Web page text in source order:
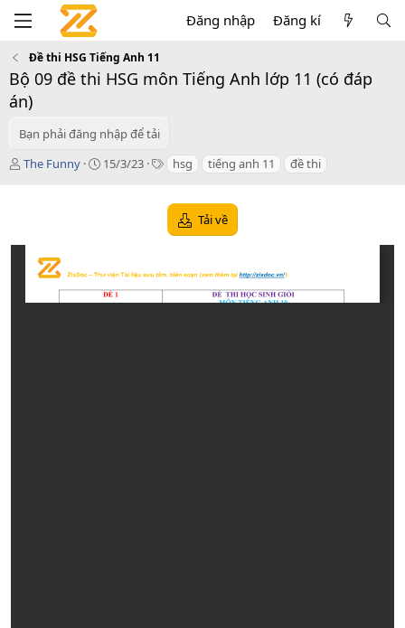
Đăng nhập Đăng kí
Đề thi HSG Tiếng Anh 11
Bộ 09 đề thi HSG môn Tiếng Anh lớp 11 (có đáp
án)
Bạn phải đăng nhập để tải
T
ả
The Funny
C
n
d
15/3/23
T
s
hsg tiếng anh 11 đề thi
Tải về